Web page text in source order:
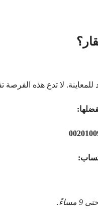
لا تدع هذه الفرصة